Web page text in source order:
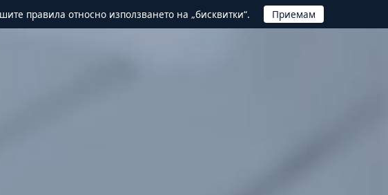
правила относно използването на „бисквитки“.